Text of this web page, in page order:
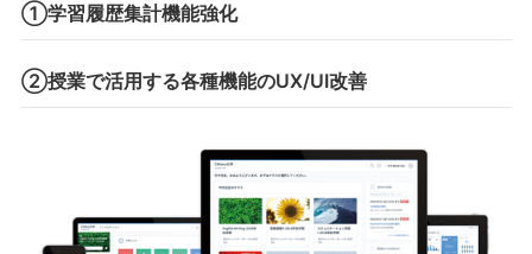
①学習履歴集計機能強化
②授業で活用する各種機能のUX/UI改善